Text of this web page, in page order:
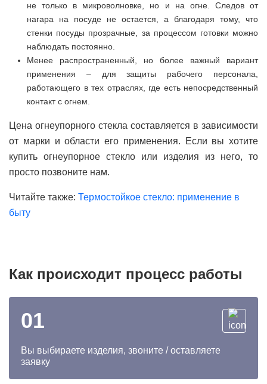
не только в микроволновке, но и на огне. Следов от
нагара на посуде не остается, а благодаря тому, что
стенки посуды прозрачные, за процессом готовки можно
наблюдать постоянно.
Менее распространенный, но более важный вариант
применения – для защиты рабочего персонала,
работающего в тех отраслях, где есть непосредственный
контакт с огнем.
Цена огнеупорного стекла составляется в зависимости
от марки и области его применения. Если вы хотите
купить огнеупорное стекло или изделия из него, то
просто позвоните нам.
Читайте также: Термостойкое стекло: применение в
быту
Как происходит процесс работы
01
Вы выбираете изделия, звоните / оставляете
заявку